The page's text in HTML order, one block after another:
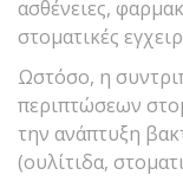
ασθένειες,
στοματικές
Ωστόσο, η
περιπτώσεων
την ανάπτυξη
(ουλίτιδα,